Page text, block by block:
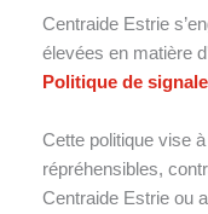
Centraide Estrie
élevées en matière
Politique de
Cette politique vise
répréhensibles,
Centraide Estrie ou